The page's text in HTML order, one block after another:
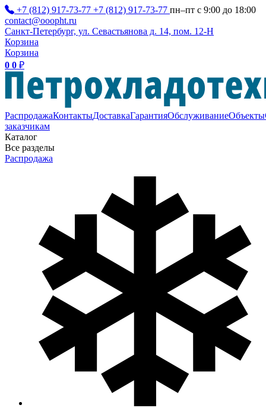
+7 (812) 917-73-77 +7 (812) 917-73-77 пн–пт с 9:00 до 18:00
contact@ooopht.ru
Санкт-Петербург, ул. Севастьянова д. 14, пом. 12-Н
Корзина
Корзина
0 0 ₽
РаспродажаКонтактыДоставкаГарантияОбслуживаниеОбъекты
заказчикам
Каталог
Все разделы
Распродажа